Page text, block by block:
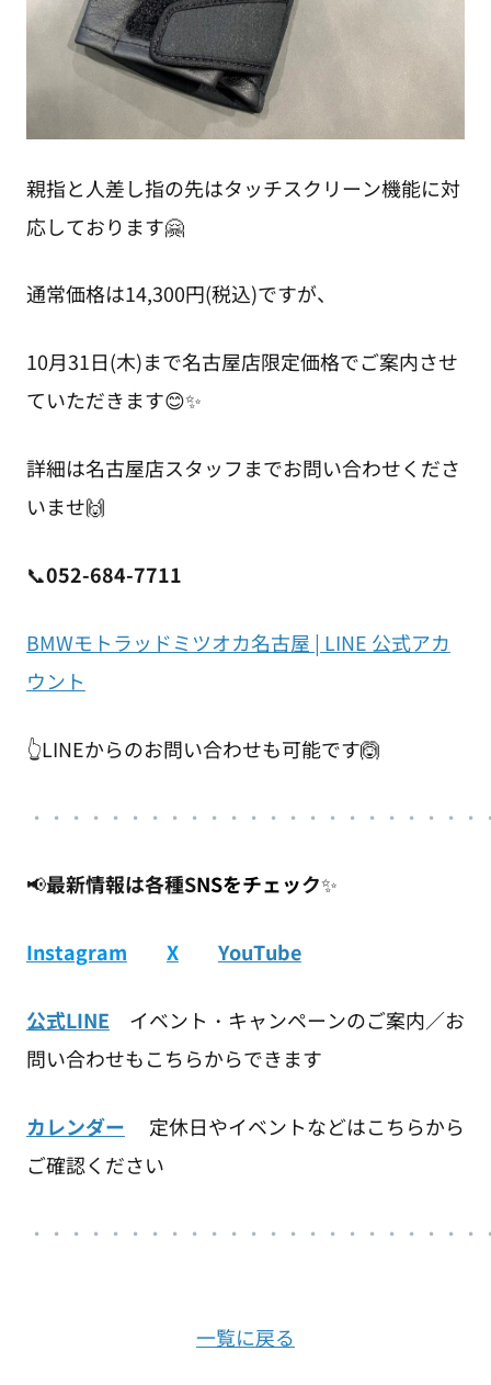
親指と人差し指の先はタッチスクリーン機能に対
応しております🤗
通常価格は14,300円(税込)ですが、
10月31日(木)まで名古屋店限定価格でご案内させ
ていただきます😊✨
詳細は名古屋店スタッフまでお問い合わせくださ
いませ🙌
📞052-684-7711
BMWモトラッドミツオカ名古屋 | LINE 公式アカ
ウント
👆LINEからのお問い合わせも可能です🙆
・ ・・・・・・・・・・・・・・・・・・・ ・ ・
📢最新情報は各種SNSをチェック✨
Instagram X YouTube
公式LINE イベント・キャンペーンのご案内／お
問い合わせもこちらからできます
カレンダー 定休日やイベントなどはこちらから
ご確認ください
・・・・・・・・・・・・・・・・・・・・・・
一覧に戻る